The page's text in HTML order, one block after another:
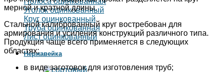
Уголок оцинкованный
Круг оцинкованный
Труба оцинкованная
Лист оцинкованный
Нержавейка
мерной и кратной длины.
Стальной калиброванный круг востребован для
армирования и усиления конструкций различного типа.
Продукция чаще всего применяется в следующих
областях:
в виде заготовок для изготовления труб;